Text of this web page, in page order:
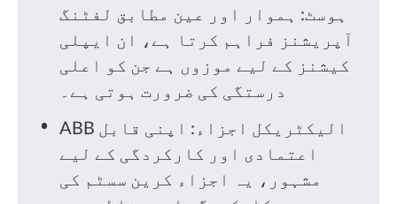
ہوسٹ: ہموار اور عین مطابق لفٹنگ
آپریشنز فراہم کرتا ہے، ان ایپلی
کیشنز کے لیے موزوں ہے جن کو اعلی
درستگی کی ضرورت ہوتی ہے۔
ABB الیکٹریکل اجزاء: اپنی قابل
اعتمادی اور کارکردگی کے لیے
مشہور، یہ اجزاء کرین سسٹم کی